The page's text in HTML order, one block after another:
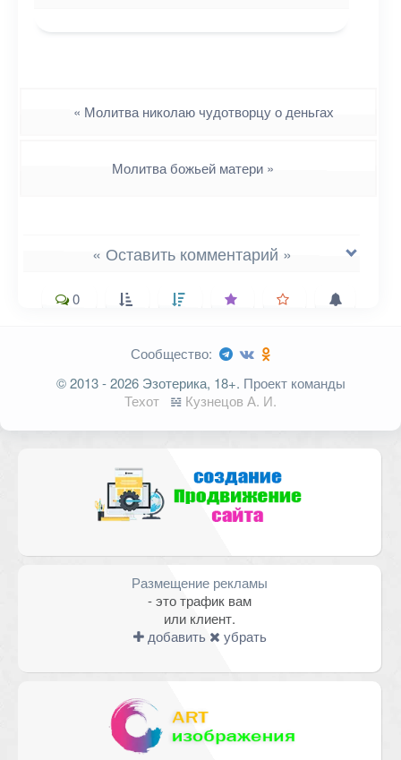
« Молитва николаю чудотворцу о деньгах
Молитва божьей матери »
« Оставить комментарий »
Ваш адрес email не будет
опубликован.
Обязательные поля
Комментарий
Email *
0
Сообщество:
© 2013 - 2026 Эзотерика, 18+. Проект команды
Техот
𝌴 Кузнецов А. И.
Размещение рекламы
- это трафик вам
или клиент.
добавить
убрать